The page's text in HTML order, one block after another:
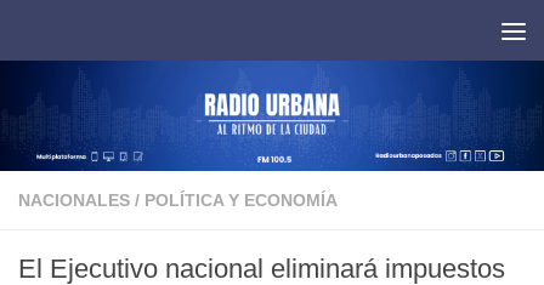
NACIONALES / POLÍTICA Y ECONOMÍA
El Ejecutivo nacional eliminará impuestos